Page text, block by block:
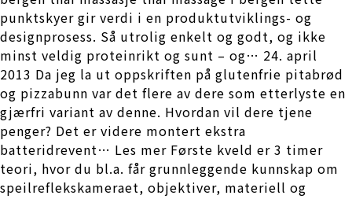
punktskyer gir verdi i en produktutviklings- og
designprosess. Så utrolig enkelt og godt, og ikke
minst veldig proteinrikt og sunt – og… 24. april
2013 Da jeg la ut oppskriften på glutenfrie pitabrød
og pizzabunn var det flere av dere som etterlyste en
gjærfri variant av denne. Hvordan vil dere tjene
penger? Det er videre montert ekstra
batteridrevent… Les mer Første kveld er 3 timer
teori, hvor du bl.a. får grunnleggende kunnskap om
speilreflekskameraet, objektiver, materiell og